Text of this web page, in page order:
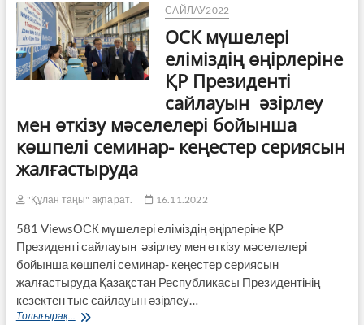
министрлігін
құруды
ұсынды
САЙЛАУ2022
ОСК мүшелері
еліміздің өңірлеріне
ҚР Президенті
сайлауын әзірлеу
мен өткізу мәселелері бойынша
көшпелі семинар- кеңестер сериясын
жалғастыруда
"Құлан таңы" ақпарат. 16.11.2022
581 ViewsОСК мүшелері еліміздің өңірлеріне ҚР
Президенті сайлауын әзірлеу мен өткізу мәселелері
бойынша көшпелі семинар- кеңестер сериясын
жалғастыруда Қазақстан Республикасы Президентінің
кезектен тыс сайлауын әзірлеу…
Толығырақ...
ОСК